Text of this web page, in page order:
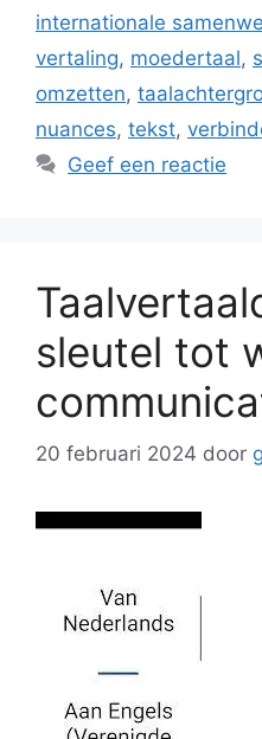
internationale
vertaling, moedertaal,
omzetten,
nuances, tekst,
Geef een reactie
sleutel tot
20 februari 2024 door